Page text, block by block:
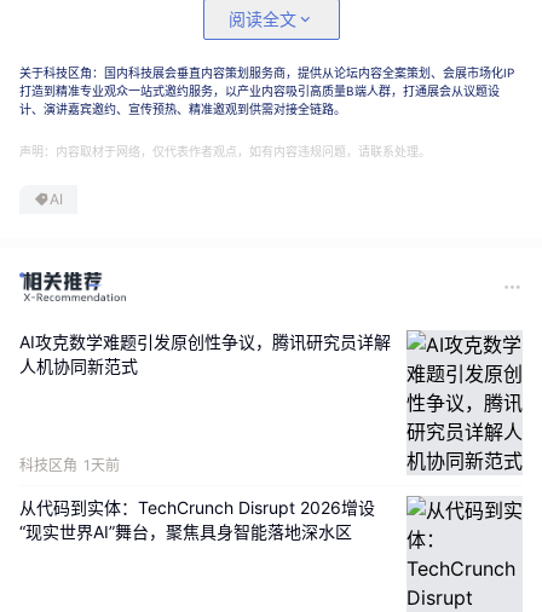
阅读全文
关于科技区角：国内科技展会垂直内容策划服务商，提供从论坛内容全案策划、会展市场化IP
打造到精准专业观众一站式邀约服务，以产业内容吸引高质量B端人群，打通展会从议题设
计、演讲嘉宾邀约、宣传预热、精准邀观到供需对接全链路。
声明：内容取材于网络，仅代表作者观点，如有内容违规问题，请联系处理。
AI
AI攻克数学难题引发原创性争议，腾讯研究员详解
人机协同新范式
科技区角 1天前
从代码到实体：TechCrunch Disrupt 2026增设
“现实世界AI”舞台，聚焦具身智能落地深水区